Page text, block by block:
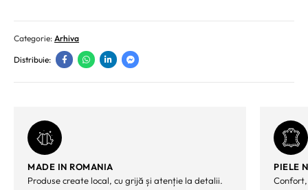
Categorie: Arhiva
Distribuie:
MADE IN ROMANIA
Produse create local, cu grijă și atenție la detalii.
PIELE